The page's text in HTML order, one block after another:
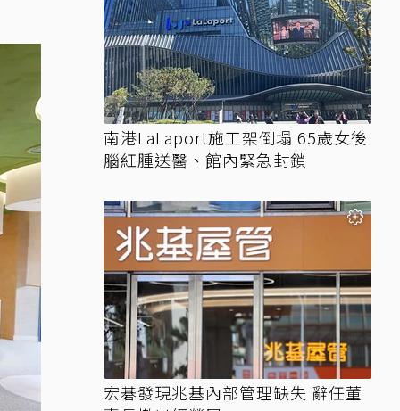
南港LaLaport施工架倒塌 65歲女後
腦紅腫送醫、館內緊急封鎖
宏碁發現兆基內部管理缺失 辭任董